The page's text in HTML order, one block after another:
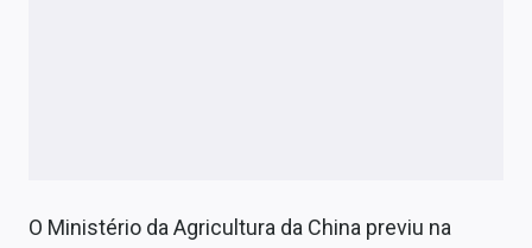
Conteúdo de Marca
O Ministério da Agricultura da China previu na